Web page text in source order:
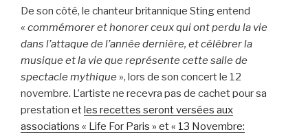
De son côté, le chanteur britannique Sting entend
« commémorer et honorer ceux qui ont perdu la vie
dans l’attaque de l’année dernière, et célébrer la
musique et la vie que représente cette salle de
spectacle mythique », lors de son concert le 12
novembre. L’artiste ne recevra pas de cachet pour sa
prestation et les recettes seront versées aux
associations « Life For Paris » et « 13 Novembre: